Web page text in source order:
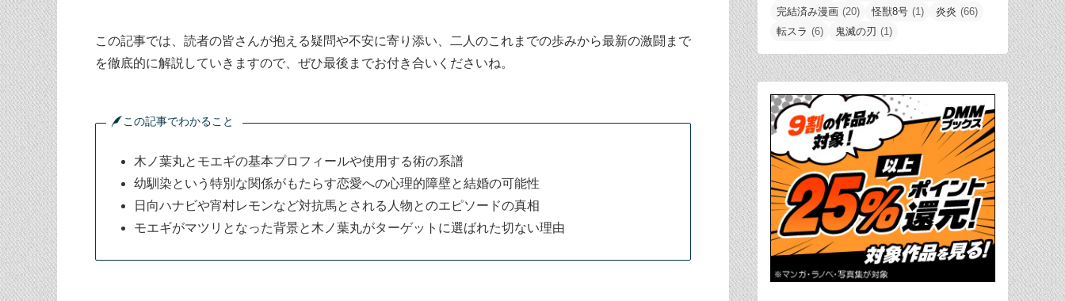
この記事では、読者の皆さんが抱える疑問や不安に寄り添い、二人のこれまでの歩みから最新の激闘まで
を徹底的に解説していきますので、ぜひ最後までお付き合いくださいね。
この記事でわかること
木ノ葉丸とモエギの基本プロフィールや使用する術の系譜
幼馴染という特別な関係がもたらす恋愛への心理的障壁と結婚の可能性
日向ハナビや宵村レモンなど対抗馬とされる人物とのエピソードの真相
モエギがマツリとなった背景と木ノ葉丸がターゲットに選ばれた切ない理由
完結済み漫画 (20) 怪獣8号 (1) 炎炎 (66)
転スラ (6) 鬼滅の刃 (1)